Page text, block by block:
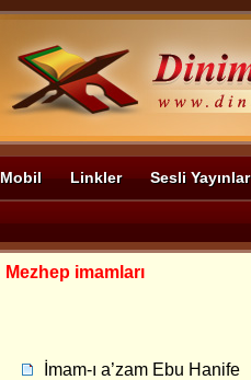
Mobil Linkler Sesli Yayınlar
Mezhep imamları
İmam-ı a’zam Ebu Hanife